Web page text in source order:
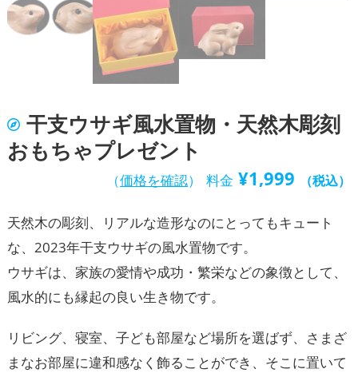
干支ウサギ風水置物・天然木彫刻
おもちゃプレゼント
（価格を確認） 料金 ¥1,999 （税込）
天然木の彫刻、リアルな造形なのにとってもキュート
な、2023年干支ウサギの風水置物です。
ウサギは、家族の愛情や成功・繁栄などの象徴として、
風水的にも縁起の良い生き物です。
リビング、寝室、子ども部屋など場所を選ばず、さまざ
まなお部屋に違和感なく飾ることができ、そこに置いて